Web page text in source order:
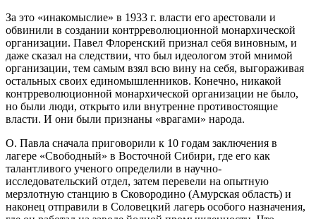
За это «инакомыслие» в 1933 г. власти его арестовали и
обвинили в создании контрреволюционной монархической
организации. Павел Флоренский признал себя виновным, и
даже сказал на следствии, что был идеологом этой мнимой
организации, тем самым взял всю вину на себя, выгораживая
остальных своих единомышленников. Конечно, никакой
контрреволюционной монархической организации не было,
но были люди, открыто или внутренне противостоящие
власти. И они были признаны «врагами» народа.
О. Павла сначала приговорили к 10 годам заключения в
лагере «Свободный» в Восточной Сибири, где его как
талантливого ученого определили в научно-
исследовательский отдел, затем перевели на опытную
мерзлотную станцию в Сковородино (Амурская область) и
наконец отправили в Соловецкий лагерь особого назначения,